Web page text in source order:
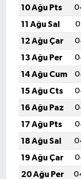
10 Ağu Pts
11 Ağu Sal
12 Ağu Çar
13 Ağu Per
14 Ağu Cum
15 Ağu Cts
16 Ağu Paz
17 Ağu Pts
18 Ağu Sal
19 Ağu Çar
20 Ağu Per